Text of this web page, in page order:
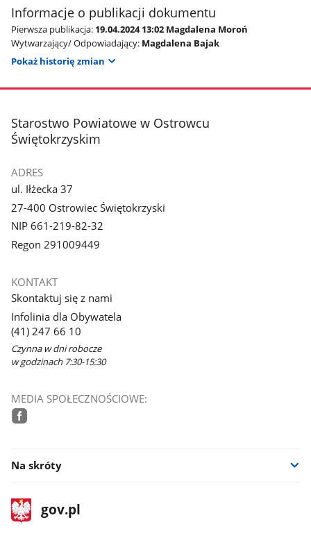
Informacje o publikacji dokumentu
Pierwsza publikacja: 19.04.2024 13:02 Magdalena Moroń
Wytwarzający/ Odpowiadający: Magdalena Bajak
Pokaż historię zmian
stopka
Starostwo Powiatowe w Ostrowcu
Świętokrzyskim
ADRES
ul. Iłżecka 37
27-400 Ostrowiec Świętokrzyski
NIP 661-219-82-32
Regon 291009449
KONTAKT
Skontaktuj się z nami
Infolinia dla Obywatela
(41) 247 66 10
Czynna w dni robocze
w godzinach 7:30-15:30
MEDIA SPOŁECZNOŚCIOWE:
Na skróty
stopka
gov.plStrona
gov.pl